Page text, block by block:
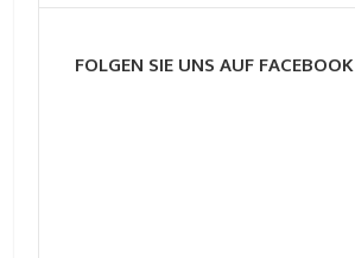
FOLGEN SIE UNS AUF FACEBOOK